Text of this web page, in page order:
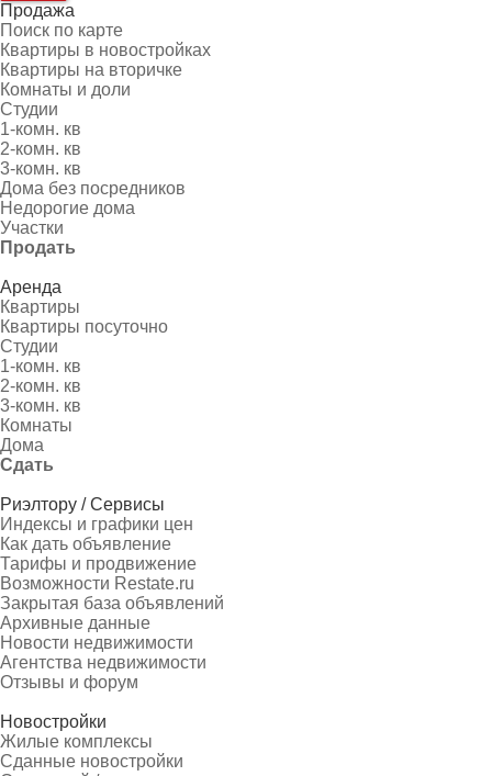
Продажа
Поиск по карте
Квартиры в новостройках
Квартиры на вторичке
Комнаты и доли
Студии
1-комн. кв
2-комн. кв
3-комн. кв
Дома без посредников
Недорогие дома
Участки
Продать
Аренда
Квартиры
Квартиры посуточно
Студии
1-комн. кв
2-комн. кв
3-комн. кв
Комнаты
Дома
Сдать
Риэлтору / Сервисы
Индексы и графики цен
Как дать объявление
Тарифы и продвижение
Возможности Restate.ru
Закрытая база объявлений
Архивные данные
Новости недвижимости
Агентства недвижимости
Отзывы и форум
Новостройки
Жилые комплексы
Сданные новостройки